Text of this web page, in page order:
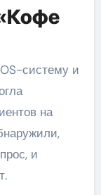
систему и
на
и